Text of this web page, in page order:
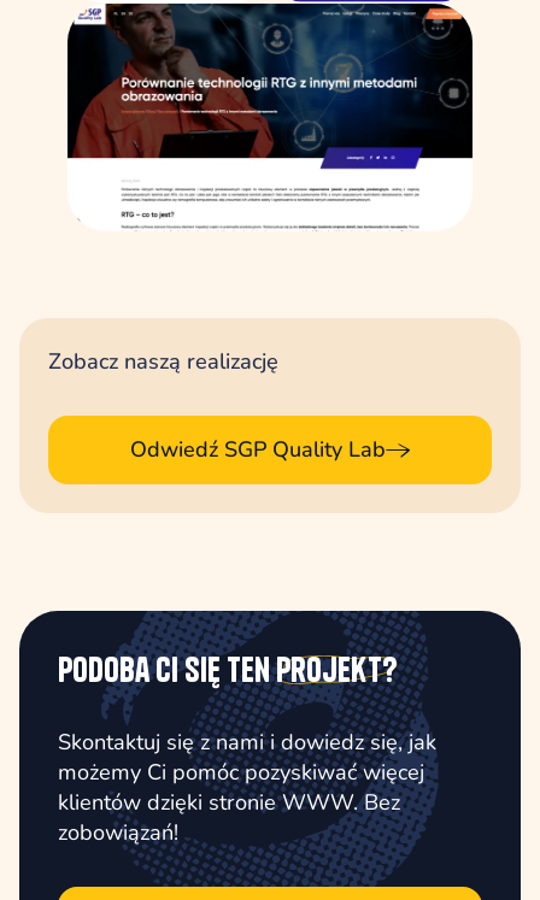
Zobacz naszą realizację
Odwiedź SGP Quality Lab
Podoba Ci się tenprojekt?
Skontaktuj się z nami i dowiedz się, jak
możemy Ci pomóc pozyskiwać więcej
klientów dzięki stronie WWW. Bez
zobowiązań!